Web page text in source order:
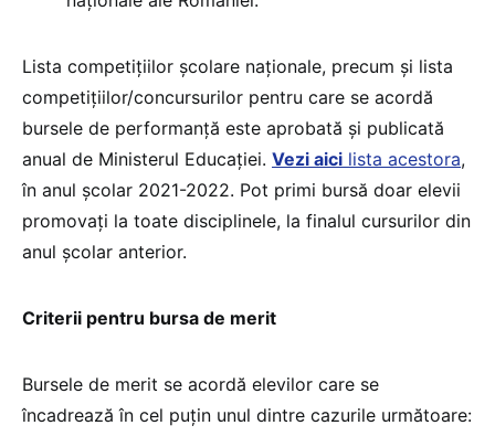
Lista competițiilor școlare naționale, precum și lista
competițiilor/concursurilor pentru care se acordă
bursele de performanță este aprobată și publicată
anual de Ministerul Educației. Vezi aici lista acestora,
în anul școlar 2021-2022. Pot primi bursă doar elevii
promovați la toate disciplinele, la finalul cursurilor din
anul școlar anterior.
Criterii pentru bursa de merit
Bursele de merit se acordă elevilor care se
încadrează în cel puțin unul dintre cazurile următoare: